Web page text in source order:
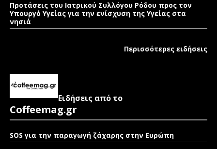
Προτάσεις του Ιατρικού Συλλόγου Ρόδου προς τον
Υπουργό Υγείας για την ενίσχυση της Υγείας στα
νησιά
Περισσότερες ειδήσεις
Ειδήσεις από το
Coffeemag.gr
SOS για την παραγωγή ζάχαρης στην Ευρώπη